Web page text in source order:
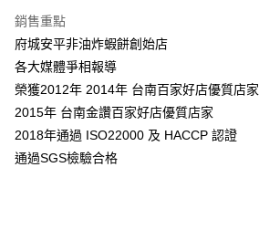
每筆NT$140，滿NT$3,000(含以上)免運費
宅配3000
每筆NT$140，滿NT$3,000(含以上)免運費
銷售重點
府城安平非油炸蝦餅創始店
各大媒體爭相報導
榮獲2012年 2014年 台南百家好店優質店家
2015年 台南金讚百家好店優質店家
2018年通過 ISO22000 及 HACCP 認證
通過SGS檢驗合格